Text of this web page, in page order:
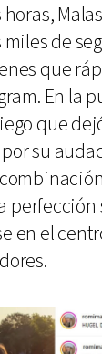
de
que
En la
que
su
en el